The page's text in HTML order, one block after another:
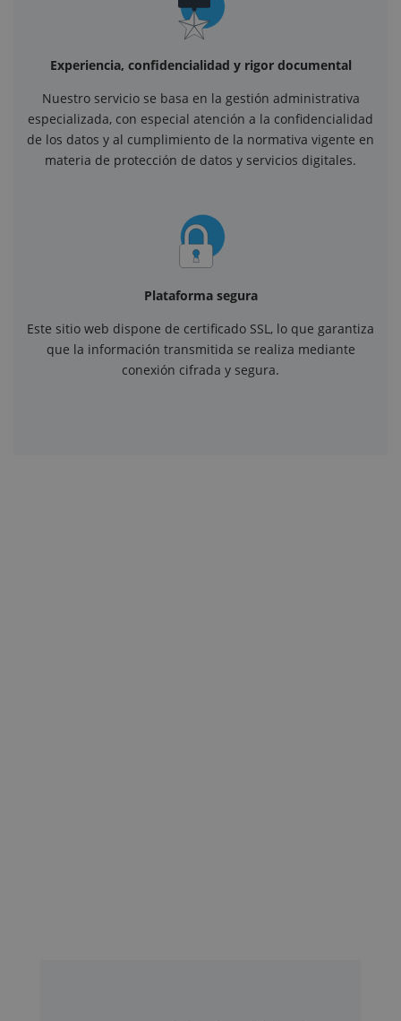
Experiencia, confidencialidad y rigor documental
Nuestro servicio se basa en la gestión administrativa
especializada, con especial atención a la confidencialidad
de los datos y al cumplimiento de la normativa vigente en
materia de protección de datos y servicios digitales.
Plataforma segura
Este sitio web dispone de certificado SSL, lo que garantiza
que la información transmitida se realiza mediante
conexión cifrada y segura.